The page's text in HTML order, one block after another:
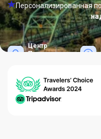
Персонализированная
Центр
Помощи